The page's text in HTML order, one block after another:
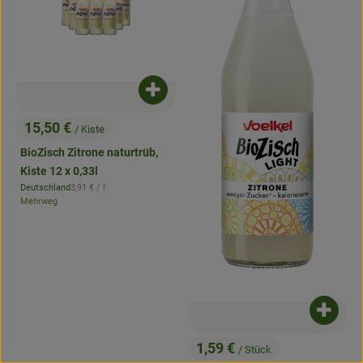
, Preis:
15,50 € / Kiste
BioZisch Zitrone naturtrüb,
Kiste 12 x 0,33l
, Herkunft:
Deutschland, Referenzpreis:
3,91 € / l
Mehrweg
Produkt zum Warenkorb hinzufügen
, Preis:
1,59 € / Stück